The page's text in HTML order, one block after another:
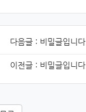
다음글 : 비밀글입니다.
이전글 : 비밀글입니다.